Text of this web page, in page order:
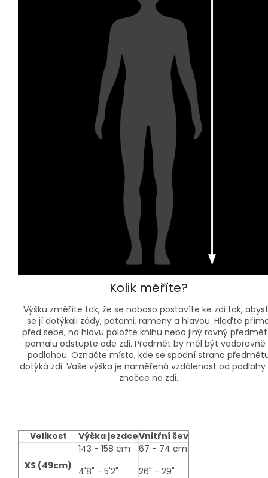
Kolik měříte?
Výšku změříte tak, že se naboso postavíte ke zdi tak,
se jí dotýkali zády, patami, rameny a hlavou. Hleďte
před sebe, na hlavu položte knihu nebo jiný rovný
pomalu odstupte ode zdi. Předmět by měl být vodorovně
podlahou. Označte místo, kde se spodní strana
dotýká zdi. Vaše výška je naměřená vzdálenost od podlahy
značce na zdi.
size-
table
Velikost Výška jezdceVnitřní šev
XS (49cm)
143 - 158 cm
4'8" - 5'2"
67 - 74 cm
26" - 29"